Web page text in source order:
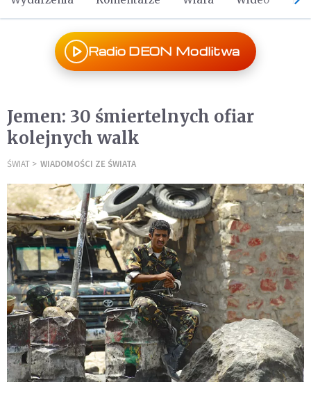
Radio DEON Modlitwa
Jemen: 30 śmiertelnych ofiar
kolejnych walk
ŚWIAT WIADOMOŚCI ZE ŚWIATA